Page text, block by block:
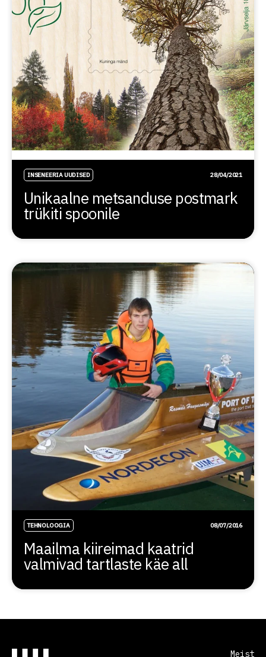
INSENEERIA UUDISED 28/04/2021
Unikaalne metsanduse postmark
trükiti spoonile
TEHNOLOOGIA 08/07/2016
Maailma kiireimad kaatrid
valmivad tartlaste käe all
Meist